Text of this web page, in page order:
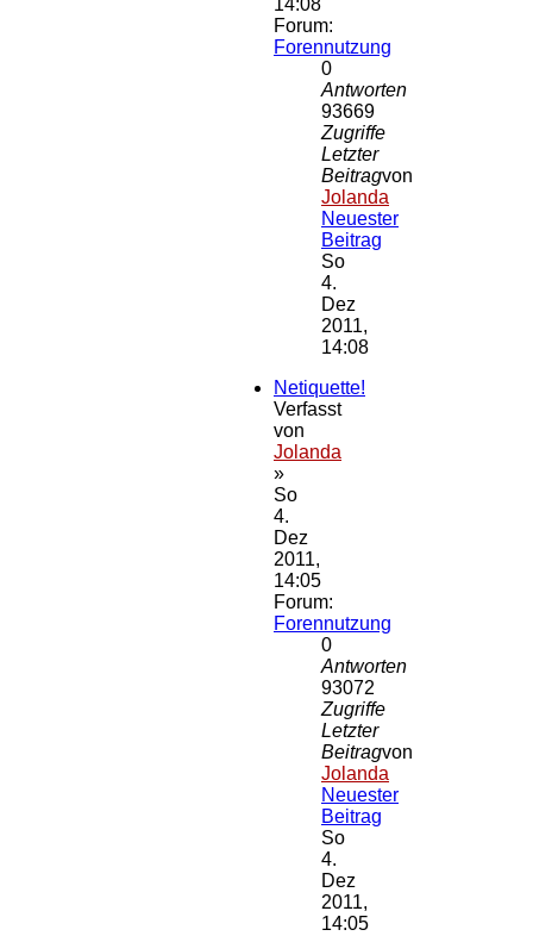
14:08
Forum:
Forennutzung
0
Antworten
93669
Zugriffe
Letzter
Beitragvon
Jolanda
Neuester
Beitrag
So
4.
Dez
2011,
14:08
Netiquette!
Verfasst
von
Jolanda
»
So
4.
Dez
2011,
14:05
Forum:
Forennutzung
0
Antworten
93072
Zugriffe
Letzter
Beitragvon
Jolanda
Neuester
Beitrag
So
4.
Dez
2011,
14:05